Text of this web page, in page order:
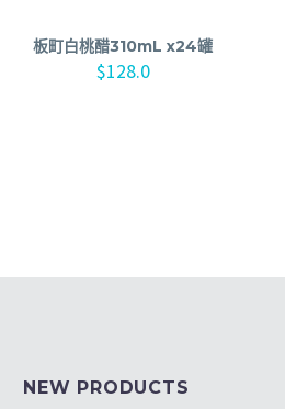
板町白桃醋310mL x24罐
$128.0
NEW PRODUCTS